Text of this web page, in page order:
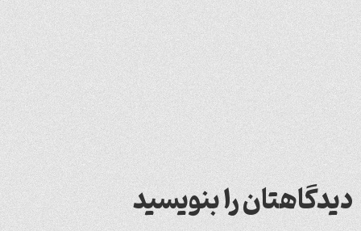
دیدگاهتان را بنویسید